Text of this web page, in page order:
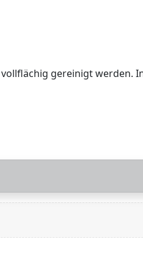
gereinigt werden.